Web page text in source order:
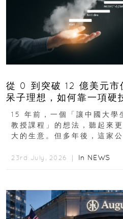
從 0 到突破 12 億美元市
呆子理想，如何靠一項硬
15 年前，一個「讓中國大學
教授課程」的想法，聽起來
大的生意。但多年後，這家
23rd July, 2026 ｜ In NEWS